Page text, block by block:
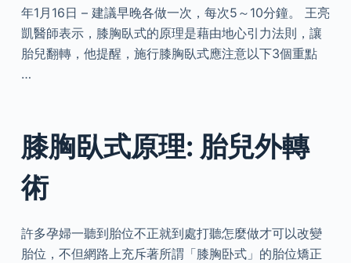
年1月16日 – 建議早晚各做一次，每次5～10分鐘。 王亮
凱醫師表示，膝胸臥式的原理是藉由地心引力法則，讓
胎兒翻轉，他提醒，施行膝胸臥式應注意以下3個重點
…
膝胸臥式原理: 胎兒外轉
術
許多孕婦一聽到胎位不正就到處打聽怎麼做才可以改變
胎位，不但網路上充斥著所謂「膝胸卧式」的胎位矯正